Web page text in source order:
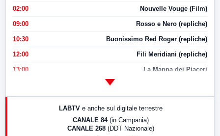
02:00 Nouvelle Vouge (Film)
09:00 Rosso e Nero (repliche)
10:30 Buonissimo Red Roger (repliche)
12:00 Fili Meridiani (repliche)
13:00 La Mappa dei Piaceri
LABTV e anche sul digitale terrestre
CANALE 84 (in Campania)
CANALE 268 (DDT Nazionale)